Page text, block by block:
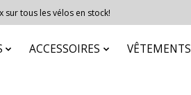
tous les vélos en stock!
ACCESSOIRES VÊTEMENTS